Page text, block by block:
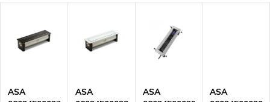
ý
ASA
ASA
ASA
ASA